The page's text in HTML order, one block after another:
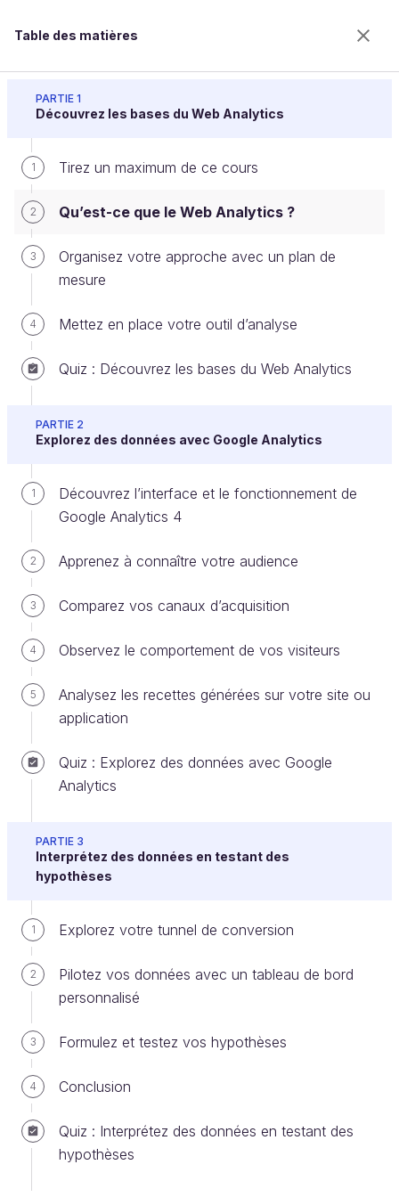
Table des matières
PARTIE 1
Découvrez les bases du Web Analytics
1 Tirez un maximum de ce cours
2 Qu’est-ce que le Web Analytics ?
3
Organisez votre approche avec un plan de
mesure
4 Mettez en place votre outil d’analyse
Quiz : Découvrez les bases du Web Analytics
PARTIE 2
Explorez des données avec Google Analytics
1
Découvrez l’interface et le fonctionnement de
Google Analytics 4
2 Apprenez à connaître votre audience
3 Comparez vos canaux d’acquisition
4 Observez le comportement de vos visiteurs
5
Analysez les recettes générées sur votre site ou
application
Quiz : Explorez des données avec Google
Analytics
PARTIE 3
Interprétez des données en testant des
hypothèses
1 Explorez votre tunnel de conversion
2
Pilotez vos données avec un tableau de bord
personnalisé
3 Formulez et testez vos hypothèses
4 Conclusion
Quiz : Interprétez des données en testant des
hypothèses
Qu’est-ce que le Web Analytics ?
Bienvenue sur l’école 100% en ligne des métiers qui
ont de l’avenir.
Bénéficiez gratuitement de toutes les fonctionnalités
de ce cours (quiz, vidéos, accès illimité à tous les
chapitres) avec un compte.
Dans cette vidéo, vous avez découvert que le Web
Analytics est un outil essentiel pour comprendre le
comportement des utilisateurs sur votre site web.
Vous avez appris qu’en mesurant les interactions
marketing de manière continue.
En résumé
Le Web Analytics mesure les interactions des
utilisateurs avec votre site.
Il vous aide à identifier les comportements clés
pour optimiser vos actions marketing.
pour analyser ces données.
objectifs avec un plan de mesure qui vous guidera
tout au long de l’analyse !
Et si vous obteniez un diplôme
Formations jusqu’à 100 % financées
Mentorat individuel